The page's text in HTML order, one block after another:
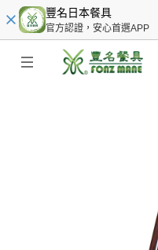
豐名日本餐具
官方認證，安心首選APP